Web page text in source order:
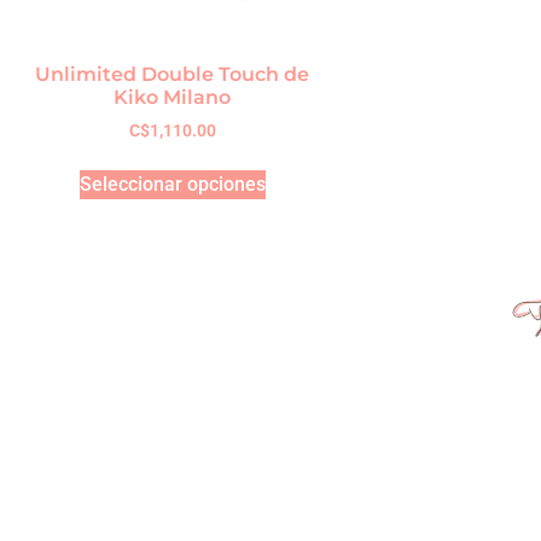
Unlimited Double Touch de
Kiko Milano
C$1,110.00
Seleccionar opciones